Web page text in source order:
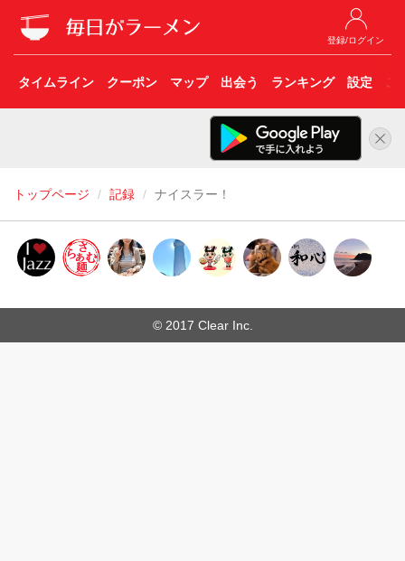
登録/ログイン
タイムライン クーポン マップ 出会う ランキング 設定 こ
トップページ 記録 ナイスラー！
© 2017 Clear Inc.